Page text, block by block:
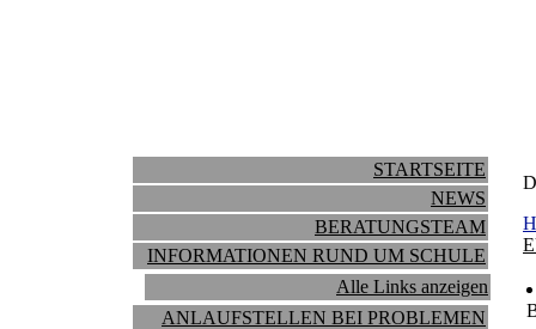
STARTSEITE
NEWS
BERATUNGSTEAM
INFORMATIONEN RUND UM SCHULE
Alle Links anzeigen
ANLAUFSTELLEN BEI PROBLEMEN